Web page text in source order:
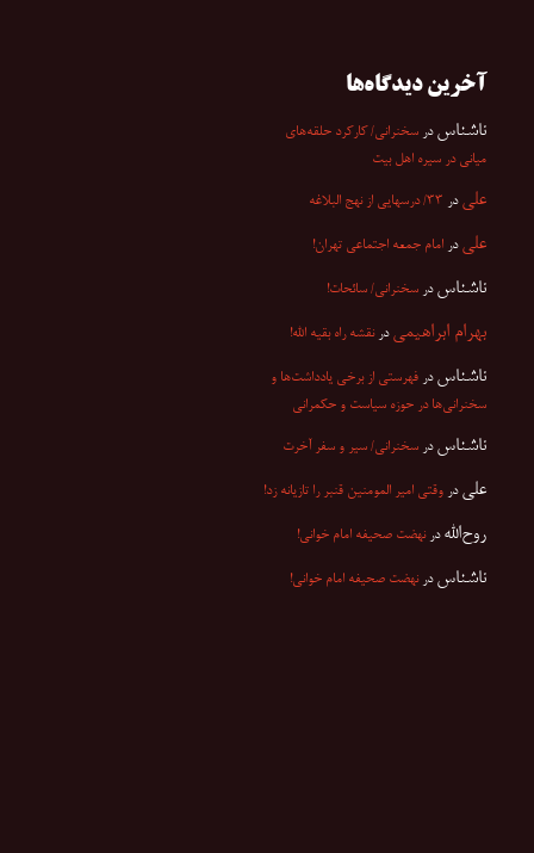
آخرین دیدگاه‌ها
ناشناس در سخنرانی/ کارکرد حلقه‌های
میانی در سیره اهل بیت
علی در ۳۳/ درسهایی از نهج البلاغه
علی در امام جمعه اجتماعی تهران!
ناشناس در سخنرانی/ سائحات!
بهرام ابراهیمی درنقشه راه بقیه الله!
ناشناس در فهرستی از برخی یادداشت‌ها و
سخنرانی‌ها در حوزه سیاست و حکمرانی
ناشناس در سخنرانی/ سیر و سفر آخرت
علی در وقتی امیر المومنین قنبر را تازیانه زد!
روح‌الله درنهضت صحیفه امام خوانی!
ناشناس درنهضت صحیفه امام خوانی!